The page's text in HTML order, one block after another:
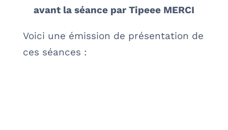
avant la séance par Tipeee MERCI
Voici une émission de présentation de
ces séances :